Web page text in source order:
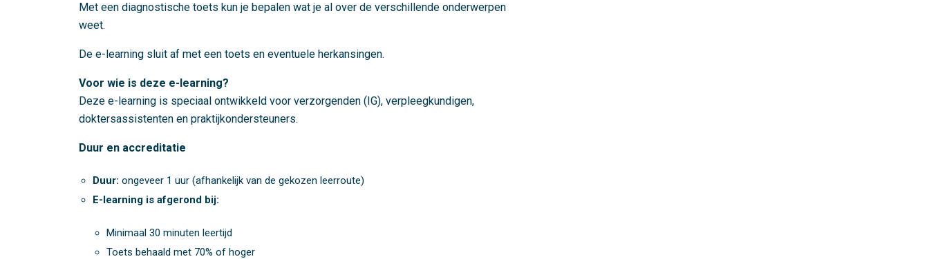
Met een diagnostische toets kun je bepalen wat je al over de verschillende onderwerpen
weet.
De e-learning sluit af met een toets en eventuele herkansingen.
Voor wie is deze e-learning?
Deze e-learning is speciaal ontwikkeld voor verzorgenden (IG), verpleegkundigen,
doktersassistenten en praktijkondersteuners.
Duur en accreditatie
Duur: ongeveer 1 uur (afhankelijk van de gekozen leerroute)
E-learning is afgerond bij:
Minimaal 30 minuten leertijd
Toets behaald met 70% of hoger